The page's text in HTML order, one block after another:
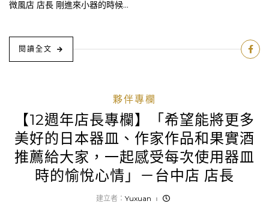
微風店 店長 剛進來小器的時候...
閱讀全文
夥伴專欄
【12週年店長專欄】「希望能將更多
美好的日本器皿、作家作品和果實酒
推薦給大家，一起感受每次使用器皿
時的愉悅心情」－台中店 店長
建立者： Yuxuan